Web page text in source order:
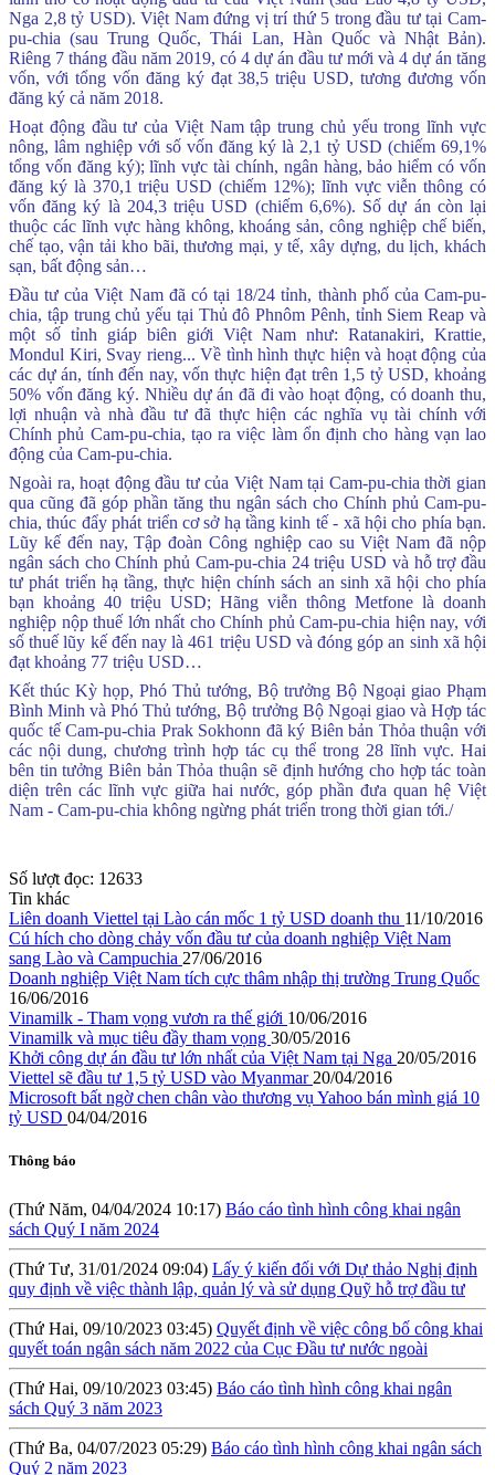
Nga 2,8 tỷ USD). Việt Nam đứng vị trí thứ 5 trong đầu tư tại Cam-
pu-chia (sau Trung Quốc, Thái Lan, Hàn Quốc và Nhật Bản).
Riêng 7 tháng đầu năm 2019, có 4 dự án đầu tư mới và 4 dự án tăng
vốn, với tổng vốn đăng ký đạt 38,5 triệu USD, tương đương vốn
đăng ký cả năm 2018.
Hoạt động đầu tư của Việt Nam tập trung chủ yếu trong lĩnh vực
nông, lâm nghiệp với số vốn đăng ký là 2,1 tỷ USD (chiếm 69,1%
tổng vốn đăng ký); lĩnh vực tài chính, ngân hàng, bảo hiểm có vốn
đăng ký là 370,1 triệu USD (chiếm 12%); lĩnh vực viễn thông có
vốn đăng ký là 204,3 triệu USD (chiếm 6,6%). Số dự án còn lại
thuộc các lĩnh vực hàng không, khoáng sản, công nghiệp chế biến,
chế tạo, vận tải kho bãi, thương mại, y tế, xây dựng, du lịch, khách
sạn, bất động sản…
Đầu tư của Việt Nam đã có tại 18/24 tỉnh, thành phố của Cam-pu-
chia, tập trung chủ yếu tại Thủ đô Phnôm Pênh, tỉnh Siem Reap và
một số tỉnh giáp biên giới Việt Nam như: Ratanakiri, Krattie,
Mondul Kiri, Svay rieng... Về tình hình thực hiện và hoạt động của
các dự án, tính đến nay, vốn thực hiện đạt trên 1,5 tỷ USD, khoảng
50% vốn đăng ký. Nhiều dự án đã đi vào hoạt động, có doanh thu,
lợi nhuận và nhà đầu tư đã thực hiện các nghĩa vụ tài chính với
Chính phủ Cam-pu-chia, tạo ra việc làm ổn định cho hàng vạn lao
động của Cam-pu-chia.
Ngoài ra, hoạt động đầu tư của Việt Nam tại Cam-pu-chia thời gian
qua cũng đã góp phần tăng thu ngân sách cho Chính phủ Cam-pu-
chia, thúc đẩy phát triển cơ sở hạ tầng kinh tế - xã hội cho phía bạn.
Lũy kế đến nay, Tập đoàn Công nghiệp cao su Việt Nam đã nộp
ngân sách cho Chính phủ Cam-pu-chia 24 triệu USD và hỗ trợ đầu
tư phát triển hạ tầng, thực hiện chính sách an sinh xã hội cho phía
bạn khoảng 40 triệu USD; Hãng viễn thông Metfone là doanh
nghiệp nộp thuế lớn nhất cho Chính phủ Cam-pu-chia hiện nay, với
số thuế lũy kế đến nay là 461 triệu USD và đóng góp an sinh xã hội
đạt khoảng 77 triệu USD…
Kết thúc Kỳ họp, Phó Thủ tướng, Bộ trưởng Bộ Ngoại giao Phạm
Bình Minh và Phó Thủ tướng, Bộ trưởng Bộ Ngoại giao và Hợp tác
quốc tế Cam-pu-chia Prak Sokhonn đã ký Biên bản Thỏa thuận với
các nội dung, chương trình hợp tác cụ thể trong 28 lĩnh vực. Hai
bên tin tưởng Biên bản Thỏa thuận sẽ định hướng cho hợp tác toàn
diện trên các lĩnh vực giữa hai nước, góp phần đưa quan hệ Việt
Nam - Cam-pu-chia không ngừng phát triển trong thời gian tới./
Số lượt đọc: 12633
Tin khác
Liên doanh Viettel tại Lào cán mốc 1 tỷ USD doanh thu 11/10/2016
Cú hích cho dòng chảy vốn đầu tư của doanh nghiệp Việt Nam
sang Lào và Campuchia 27/06/2016
Doanh nghiệp Việt Nam tích cực thâm nhập thị trường Trung Quốc
16/06/2016
Vinamilk - Tham vọng vươn ra thế giới 10/06/2016
Vinamilk và mục tiêu đầy tham vọng 30/05/2016
Khởi công dự án đầu tư lớn nhất của Việt Nam tại Nga 20/05/2016
Viettel sẽ đầu tư 1,5 tỷ USD vào Myanmar 20/04/2016
Microsoft bất ngờ chen chân vào thương vụ Yahoo bán mình giá 10
tỷ USD 04/04/2016
Thông báo
(Thứ Hai, 20/01/2025 10:08)
ngân sách năm 2025 của Cục Đầu tư nước ngoài
(Thứ Tư, 09/10/2024 04:19)Cục Đầu tư nước ngoài công khai dự
toán ngân sách nhà nước Qúy 3 năm 2024
(Thứ Ba, 08/10/2024 04:12)
Công khai quyết toán ngân sách năm
2023 của Cục Đầu tư nước ngoài
(Thứ Tư, 28/08/2024 05:24)Thông báo kết quả lựa chọn tổ chức
đấu giá tài sản
(Thứ Sáu, 09/08/2024 10:57)
sách Quý I năm 2024
(Thứ Tư, 31/01/2024 09:04)Lấy ý kiến đối với Dự thảo Nghị định
quy định về việc thành lập, quản lý và sử dụng Quỹ hỗ trợ đầu tư
(Thứ Hai, 09/10/2023 03:45)Quyết định về việc công bố công khai
quyết toán ngân sách năm 2022 của Cục Đầu tư nước ngoài
(Thứ Hai, 09/10/2023 03:45)Báo cáo tình hình công khai ngân
sách Quý 3 năm 2023
(Thứ Ba, 04/07/2023 05:29)Báo cáo tình hình công khai ngân sách
Quý 2 năm 2023